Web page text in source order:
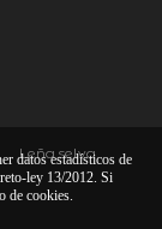
Leña selva
datos estadísticos de
ley 13/2012. Si
de cookies.